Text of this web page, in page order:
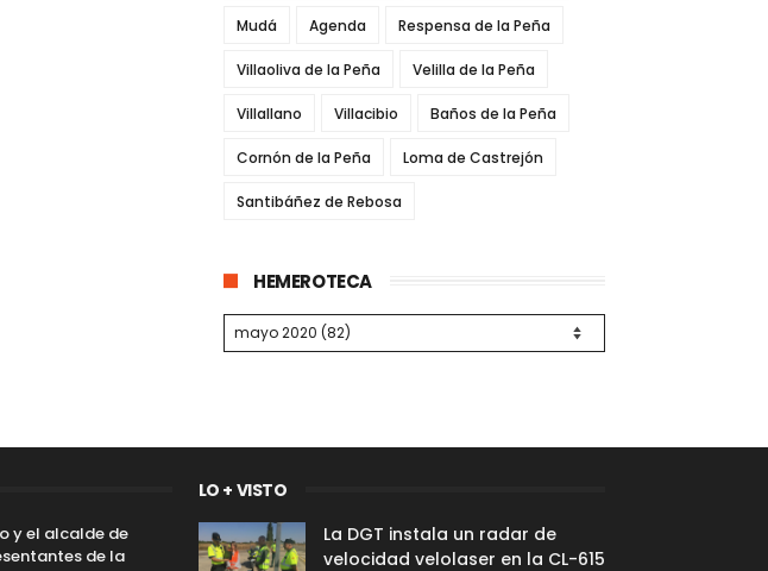
Mudá Agenda Respensa de la Peña
Villaoliva de la Peña Velilla de la Peña
Villallano Villacibio Baños de la Peña
Cornón de la Peña Loma de Castrejón
Santibáñez de Rebosa
HEMEROTECA
y el alcalde de
de la
LO + VISTO
La DGT instala un radar de
velocidad velolaser en la CL-615